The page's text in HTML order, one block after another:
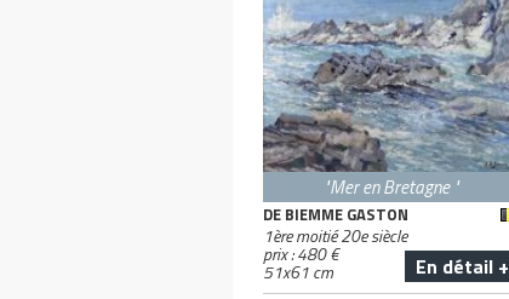
"Mer en Bretagne "
DE BIEMME GASTON
1ère moitié 20e siècle
En détail +
prix :480€
51x61cm